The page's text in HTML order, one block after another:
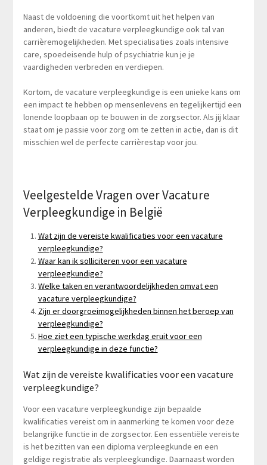
Naast de voldoening die voortkomt uit het helpen van
anderen, biedt de vacature verpleegkundige ook tal van
carrièremogelijkheden. Met specialisaties zoals intensive
care, spoedeisende hulp of psychiatrie kun je je
vaardigheden verbreden en verdiepen.
Kortom, de vacature verpleegkundige is een unieke kans om
een impact te hebben op mensenlevens en tegelijkertijd een
lonende loopbaan op te bouwen in de zorgsector. Als jij klaar
staat om je passie voor zorg om te zetten in actie, dan is dit
misschien wel de perfecte carrièrestap voor jou.
Veelgestelde Vragen over Vacature
Verpleegkundige in België
Wat zijn de vereiste kwalificaties voor een vacature
verpleegkundige?
Waar kan ik solliciteren voor een vacature
verpleegkundige?
Welke taken en verantwoordelijkheden omvat een
vacature verpleegkundige?
Zijn er doorgroeimogelijkheden binnen het beroep van
verpleegkundige?
Hoe ziet een typische werkdag eruit voor een
verpleegkundige in deze functie?
Wat zijn de vereiste kwalificaties voor een vacature
verpleegkundige?
Voor een vacature verpleegkundige zijn bepaalde
kwalificaties vereist om in aanmerking te komen voor deze
belangrijke functie in de zorgsector. Een essentiële vereiste
is het bezitten van een diploma verpleegkunde en een
geldige registratie als verpleegkundige. Daarnaast worden